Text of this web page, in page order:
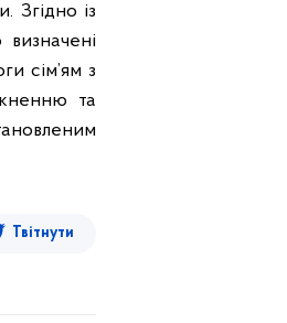
Згідно із
сім’ям з
та
Твітнути